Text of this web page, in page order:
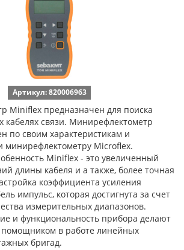
Артикул: 820006963
Miniflex предназначен для поиска
кабелях связи. Минирефлектометр
по своим характеристикам и
минирефлектометру Microflex.
Miniflex - это увеличенный
длины кабеля и а также, более точная
коэффициента усиления
импульс, которая достигнута за счет
измерительных диапазонов.
и функциональность прибора делают
в работе линейных
бригад.